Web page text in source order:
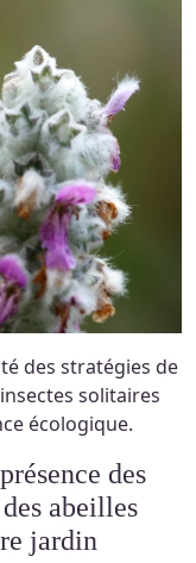
des stratégies de
solitaires
écologique.
abeilles
jardin